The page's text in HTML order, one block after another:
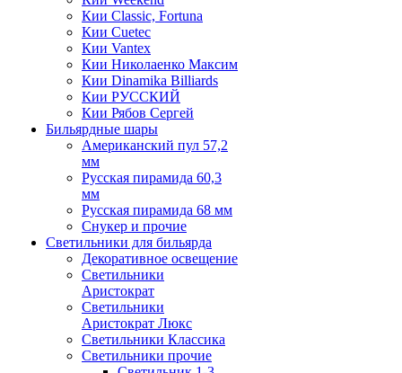
Кии Classic, Fortuna
Кии Cuetec
Кии Vantex
Кии Николаенко Максим
Кии Dinamika Billiards
Кии РУССКИЙ
Кии Рябов Сергей
Бильярдные шары
Американский пул 57,2
мм
Русская пирамида 60,3
мм
Русская пирамида 68 мм
Снукер и прочие
Светильники для бильярда
Декоративное освещение
Светильники
Аристократ
Светильники
Аристократ Люкс
Светильники Классика
Светильники прочие